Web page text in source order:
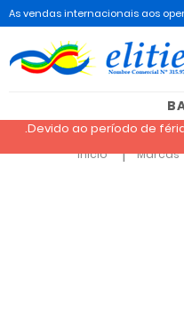
As vendas internacionais aos
.Devido ao período de
Inicio Marcas